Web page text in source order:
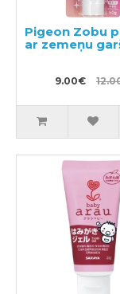
Pigeon Zobu
ar zemeņu
9.00€